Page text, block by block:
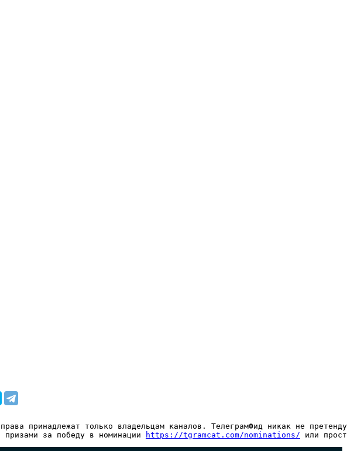
принадлежат только владельцам каналов. ТелеграмФид никак не
призами за победу в номинации
https://tgramcat.com/nominations/ или